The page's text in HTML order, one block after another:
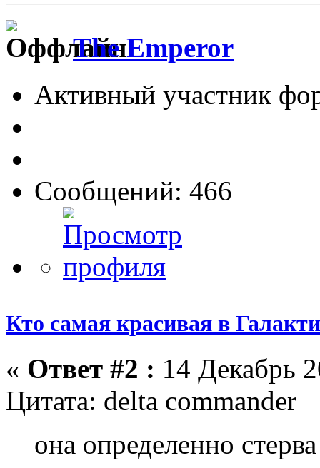
The Emperor
Активный участник
Сообщений: 466
Кто самая красивая в
« Ответ #2 : 14 Декабрь
Цитата: delta commander
она определенно